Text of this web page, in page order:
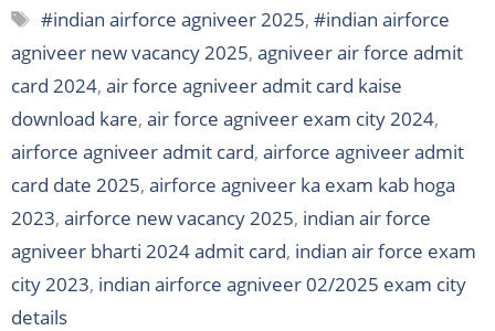
Tags
#indian airforce agniveer 2025,#indian airforce
agniveer new vacancy 2025, agniveer air force admit
card 2024, air force agniveer admit card kaise
download kare, air force agniveer exam city 2024,
airforce agniveer admit card, airforce agniveer admit
card date 2025, airforce agniveer ka exam kab hoga
2023, airforce new vacancy 2025, indian air force
agniveer bharti 2024 admit card, indian air force exam
city 2023, indian airforce agniveer 02/2025 exam city
details